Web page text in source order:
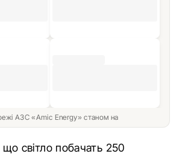
АЗС «Amic Energy» станом на
світло побачать 250